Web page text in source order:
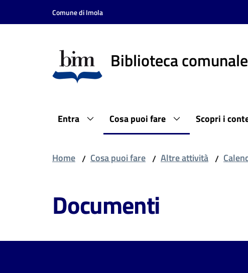
Vai al contenuto
Vai alla navigazione
Comune di Imola
Biblioteca
Entra Cosa puoi fare Scopri i
Home / Cosa puoi fare / Altre attività /
Documenti